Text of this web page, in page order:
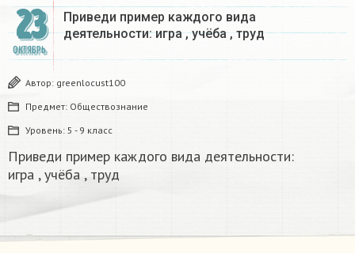
23
ОКТЯБРЬ
Приведи пример каждого вида
деятельности: игра , учёба , труд ​
Автор: greenlocust100
Предмет: Обществознание
Уровень: 5 - 9 класс
Приведи пример каждого вида деятельности:
игра , учёба , труд